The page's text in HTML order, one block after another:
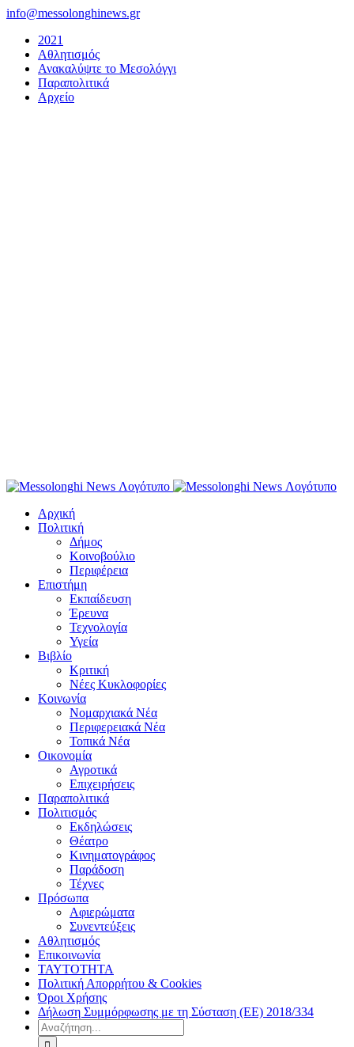
Μετάβαση
περιεχόμενο
info@messolonghinews.gr
2021
Αθλητισμός
Ανακαλύψτε το Μεσολόγγι
Παραπολιτικά
Αρχείο
Αρχική
Πολιτική
Δήμος
Κοινοβούλιο
Περιφέρεια
Επιστήμη
Εκπαίδευση
Έρευνα
Τεχνολογία
Υγεία
Βιβλίο
Κριτική
Νέες Κυκλοφορίες
Κοινωνία
Νομαρχιακά Νέα
Περιφερειακά Νέα
Τοπικά Νέα
Οικονομία
Αγροτικά
Επιχειρήσεις
Παραπολιτικά
Πολιτισμός
Εκδηλώσεις
Θέατρο
Κινηματογράφος
Παράδοση
Τέχνες
Πρόσωπα
Αφιερώματα
Συνεντεύξεις
Αθλητισμός
Επικοινωνία
ΤΑΥΤΟΤΗΤΑ
Πολιτική Απορρήτου & Cookies
Όροι Χρήσης
Δήλωση Συμμόρφωσης με τη Σύσταση (ΕΕ) 2018/334
Αναζήτηση
για: